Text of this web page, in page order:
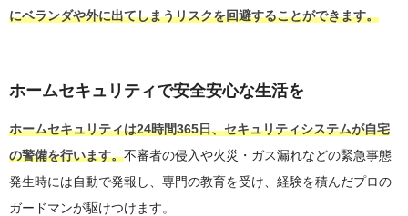
にベランダや外に出てしまうリスクを回避することができます。
ホームセキュリティで安全安心な生活を
ホームセキュリティは24時間365日、セキュリティシステムが自宅
の警備を行います。不審者の侵入や火災・ガス漏れなどの緊急事態
発生時には自動で発報し、専門の教育を受け、経験を積んだプロの
ガードマンが駆けつけます。